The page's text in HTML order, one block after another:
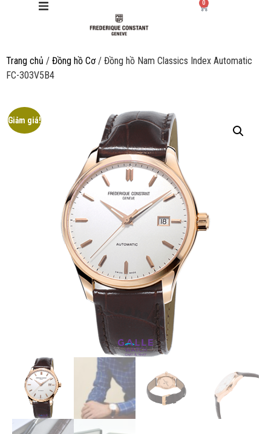
Giới thiệu
Sản phẩm
0
Trang chủ / Đồng hồ Cơ / Đồng hồ Nam Classics Index Automatic
FC-303V5B4
Giảm giá!